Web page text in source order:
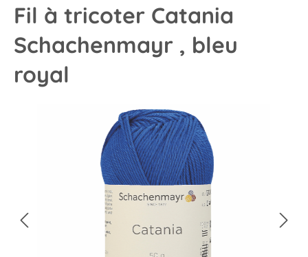
Fil à tricoter Catania
Schachenmayr , bleu
royal
Ignorer la galerie d'images